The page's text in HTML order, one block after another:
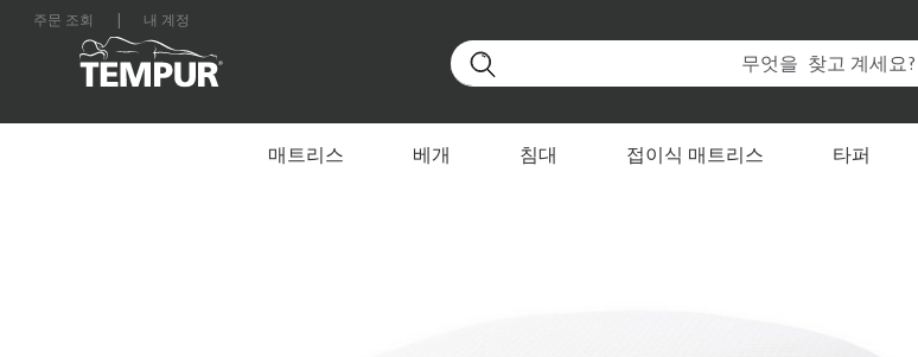
주문 조회 내 계정
매트리스 베개 침대 접이식 매트리스 타퍼
대한민국 사이트를 보고 있습니다. 언제든지 환경설정을 변경할 수 있습니다
홈 베개 By Collection 기능성 서포트 베개